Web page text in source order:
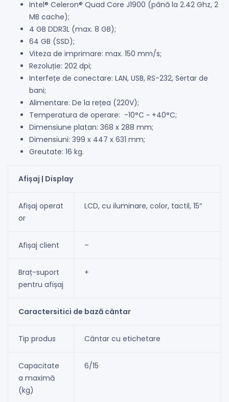
Intel® Celeron® Quad Core J1900 (până la 2.42 Ghz, 2
MB cache);
4 GB DDR3L (max. 8 GB);
64 GB (SSD);
Viteza de imprimare: max. 150 mm/s;
Rezoluție: 202 dpi;
Interfețe de conectare: LAN, USB, RS-232, Sertar de
bani;
Alimentare: De la rețea (220V);
Temperatura de operare: -10°C ~ +40°C;
Dimensiune platan: 368 x 288 mm;
Dimensiuni: 399 x 447 x 631 mm;
Greutate: 16 kg.
Afișaj | Display
Afișaj operat
or
LCD, cu iluminare, color, tactil, 15″
Afișaj client –
Braț-suport
pentru afișaj
+
Caractersitici de bază cântar
Tip produs Cântar cu etichetare
Capacitate
a maximă
(kg)
6/15